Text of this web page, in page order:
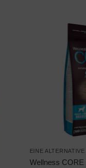
EINE ALTERNATIVE
Wellness CORE